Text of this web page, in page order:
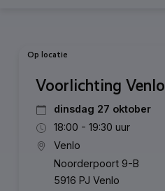
Op locatie
Voorlichting Venlo
dinsdag 27 oktober
18:00 - 19:30 uur
Venlo
Noorderpoort 9-B
5916 PJ Venlo